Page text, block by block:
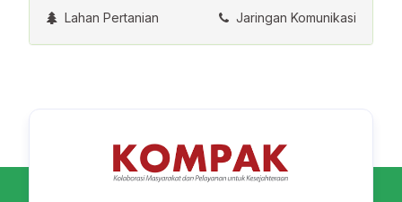
Lahan Pertanian
Jaringan Komunikasi